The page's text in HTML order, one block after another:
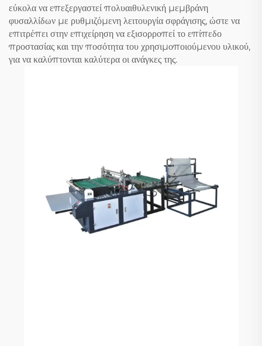
εύκολα να επεξεργαστεί πολυαιθυλενική μεμβράνη
φυσαλλίδων με ρυθμιζόμενη λειτουργία σφράγισης, ώστε να
επιτρέπει στην επιχείρηση να εξισορροπεί το επίπεδο
προστασίας και την ποσότητα του χρησιμοποιούμενου υλικού,
για να καλύπτονται καλύτερα οι ανάγκες της.